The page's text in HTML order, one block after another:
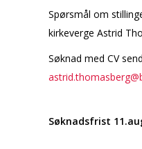
Spørsmål om
kirkeverge Astrid
Søknad med CV
Søknadsfrist